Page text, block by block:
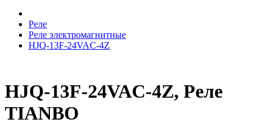
Реле
Реле электромагнитные
HJQ-13F-24VAC-4Z
HJQ-13F-24VAC-4Z, Реле
TIANBO